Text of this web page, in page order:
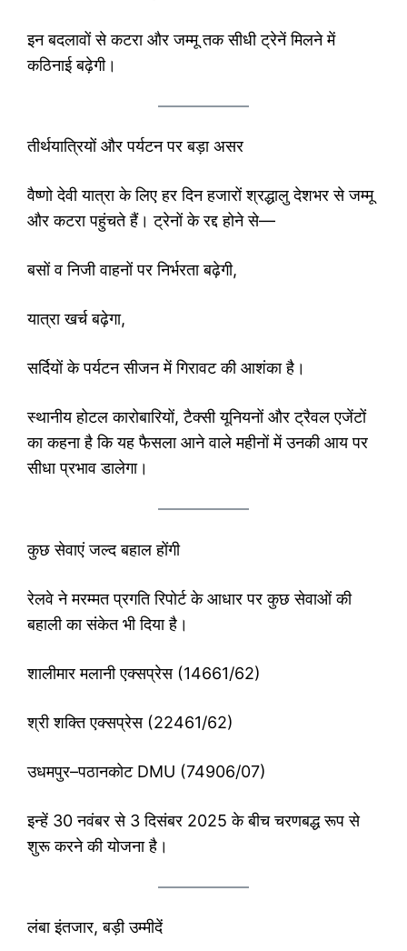
इन बदलावों से कटरा और जम्मू तक सीधी ट्रेनें मिलने में
कठिनाई बढ़ेगी।
तीर्थयात्रियों और पर्यटन पर बड़ा असर
वैष्णो देवी यात्रा के लिए हर दिन हजारों श्रद्धालु देशभर से जम्मू
और कटरा पहुंचते हैं। ट्रेनों के रद्द होने से—
बसों व निजी वाहनों पर निर्भरता बढ़ेगी,
यात्रा खर्च बढ़ेगा,
सर्दियों के पर्यटन सीजन में गिरावट की आशंका है।
स्थानीय होटल कारोबारियों, टैक्सी यूनियनों और ट्रैवल एजेंटों
का कहना है कि यह फैसला आने वाले महीनों में उनकी आय पर
सीधा प्रभाव डालेगा।
कुछ सेवाएं जल्द बहाल होंगी
रेलवे ने मरम्मत प्रगति रिपोर्ट के आधार पर कुछ सेवाओं की
बहाली का संकेत भी दिया है।
शालीमार मलानी एक्सप्रेस (14661/62)
श्री शक्ति एक्सप्रेस (22461/62)
उधमपुर–पठानकोट DMU (74906/07)
इन्हें 30 नवंबर से 3 दिसंबर 2025 के बीच चरणबद्ध रूप से
शुरू करने की योजना है।
लंबा इंतजार, बड़ी उम्मीदें